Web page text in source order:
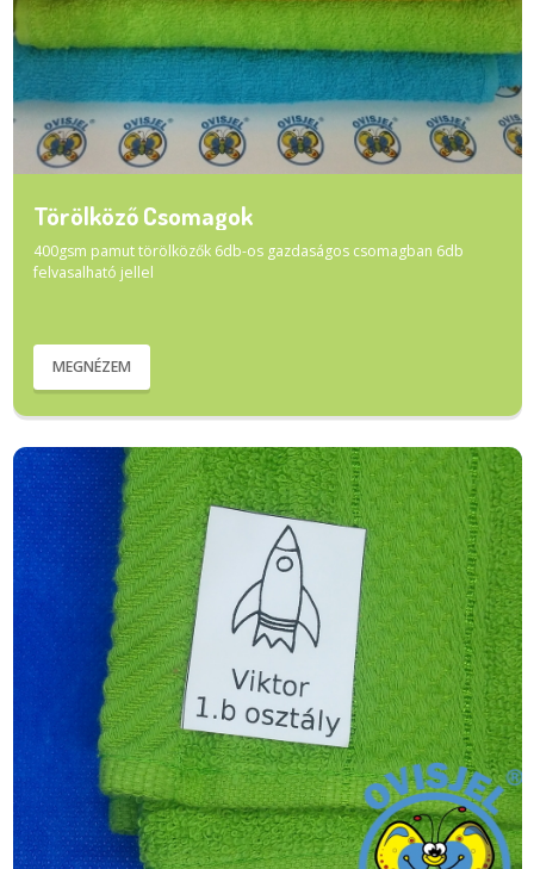
Törölköző Csomagok
400gsm pamut törölközők 6db-os gazdaságos csomagban 6db
felvasalható jellel
MEGNÉZEM